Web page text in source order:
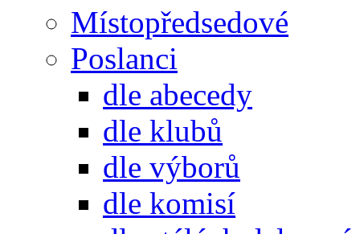
Místopředsedové
Poslanci
dle abecedy
dle klubů
dle výborů
dle komisí